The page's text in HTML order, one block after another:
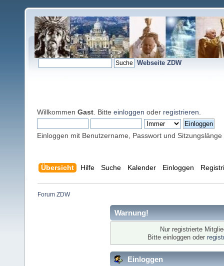
Webseite ZDW
Willkommen Gast . Bitte einloggen oder registrieren
Einloggen mit Benutzername, Passwort und Sitzungslänge
Übersicht Hilfe Suche Kalender Einloggen
Forum ZDW
Warnung!
Nur registrierte
Bitte einloggen oder
Einloggen